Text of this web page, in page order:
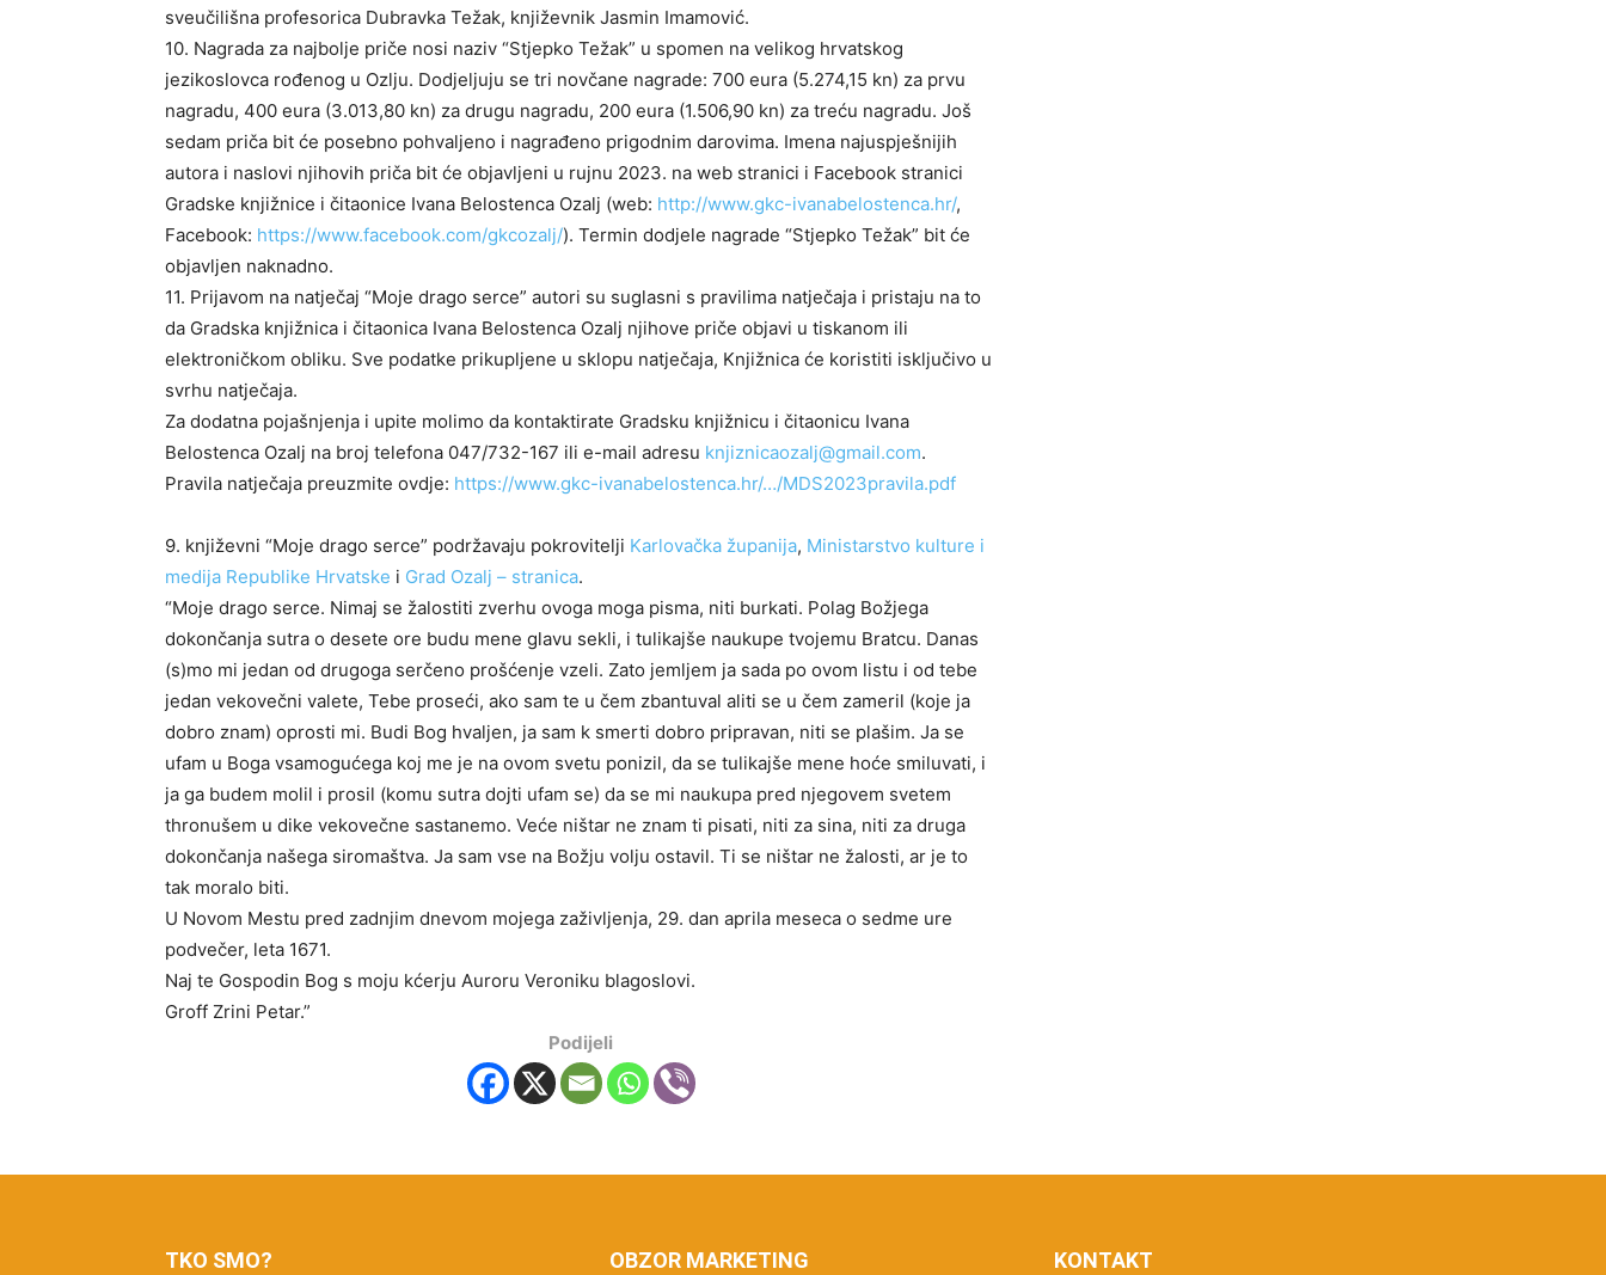
sveučilišna profesorica Dubravka Težak, književnik Jasmin Imamović.
10. Nagrada za najbolje priče nosi naziv “Stjepko Težak” u spomen na velikog hrvatskog
jezikoslovca rođenog u Ozlju. Dodjeljuju se tri novčane nagrade: 700 eura (5.274,15 kn) za prvu
nagradu, 400 eura (3.013,80 kn) za drugu nagradu, 200 eura (1.506,90 kn) za treću nagradu. Još
sedam priča bit će posebno pohvaljeno i nagrađeno prigodnim darovima. Imena najuspješnijih
autora i naslovi njihovih priča bit će objavljeni u rujnu 2023. na web stranici i Facebook stranici
Gradske knjižnice i čitaonice Ivana Belostenca Ozalj (web: http://www.gkc-ivanabelostenca.hr/,
Facebook: https://www.facebook.com/gkcozalj/). Termin dodjele nagrade “Stjepko Težak” bit će
objavljen naknadno.
11. Prijavom na natječaj “Moje drago serce” autori su suglasni s pravilima natječaja i pristaju na to
da Gradska knjižnica i čitaonica Ivana Belostenca Ozalj njihove priče objavi u tiskanom ili
elektroničkom obliku. Sve podatke prikupljene u sklopu natječaja, Knjižnica će koristiti isključivo u
svrhu natječaja.
Za dodatna pojašnjenja i upite molimo da kontaktirate Gradsku knjižnicu i čitaonicu Ivana
Belostenca Ozalj na broj telefona 047/732-167 ili e-mail adresu knjiznicaozalj@gmail.com.
Pravila natječaja preuzmite ovdje: https://www.gkc-ivanabelostenca.hr/…/MDS2023pravila.pdf
9. književni “Moje drago serce” podržavaju pokrovitelji Karlovačka županija, Ministarstvo kulture i
medija Republike Hrvatske i Grad Ozalj – stranica.
“Moje drago serce. Nimaj se žalostiti zverhu ovoga moga pisma, niti burkati. Polag Božjega
dokončanja sutra o desete ore budu mene glavu sekli, i tulikajše naukupe tvojemu Bratcu. Danas
(s)mo mi jedan od drugoga serčeno prošćenje vzeli. Zato jemljem ja sada po ovom listu i od tebe
jedan vekovečni valete, Tebe proseći, ako sam te u čem zbantuval aliti se u čem zameril (koje ja
dobro znam) oprosti mi. Budi Bog hvaljen, ja sam k smerti dobro pripravan, niti se plašim. Ja se
ufam u Boga vsamogućega koj me je na ovom svetu ponizil, da se tulikajše mene hoće smiluvati, i
ja ga budem molil i prosil (komu sutra dojti ufam se) da se mi naukupa pred njegovem svetem
thronušem u dike vekovečne sastanemo. Veće ništar ne znam ti pisati, niti za sina, niti za druga
dokončanja našega siromaštva. Ja sam vse na Božju volju ostavil. Ti se ništar ne žalosti, ar je to
tak moralo biti.
U Novom Mestu pred zadnjim dnevom mojega zaživljenja, 29. dan aprila meseca o sedme ure
podvečer, leta 1671.
Naj te Gospodin Bog s moju kćerju Auroru Veroniku blagoslovi.
Groff Zrini Petar.”
Podijeli
TKO SMO? OBZOR MARKETING KONTAKT